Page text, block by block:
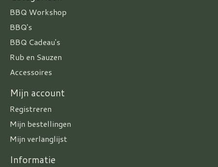
BBQ Workshop
BBQ's
BBQ Cadeau's
Rub en Sauzen
Accessoires
Mijn account
Registreren
Mijn bestellingen
Mijn verlanglijst
Informatie